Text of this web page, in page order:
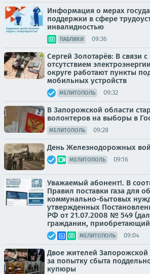
Информация о мерах
поддержки в сфере
инвалидностью
ПАБЛИКИ 09:36
Сергей Золотарёв: В связи
отсутствием
округе работают пункты
мобильных устройств
МЕЛИТОПОЛЬ 09:32
В Запорожской области
волонтеров на выборы в
МЕЛИТОПОЛЬ 09:28
День Железнодорожных
МЕЛИТОПОЛЬ 09:16
Уважаемый абонент!. В
Правил поставки газа для
коммунально-бытовых
утвержденных
РФ от 21.07.2008 № 549
гражданин,
МЕЛИТОПОЛЬ 09:04
Двое жителей
за попытку сбыта
купюры